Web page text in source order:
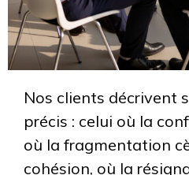
Nos clients décrivent
précis : celui où la
où la fragmentation
cohésion, où la